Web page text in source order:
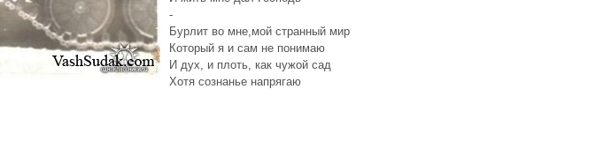
-
Бурлит во мне,мой странный мир
Который я и сам не понимаю
И дух, и плоть, как чужой сад
Хотя сознанье напрягаю